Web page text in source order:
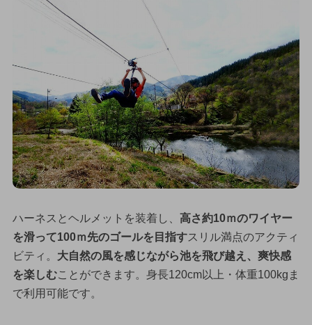
ハーネスとヘルメットを装着し、 高さ約10ｍのワイヤー
を滑って100ｍ先のゴールを目指すスリル満点のアクティ
ビティ。 大自然の風を感じながら池を飛び越え、爽快感
を楽しむことができます。身長120cm以上・体重100kgま
で利用可能です。